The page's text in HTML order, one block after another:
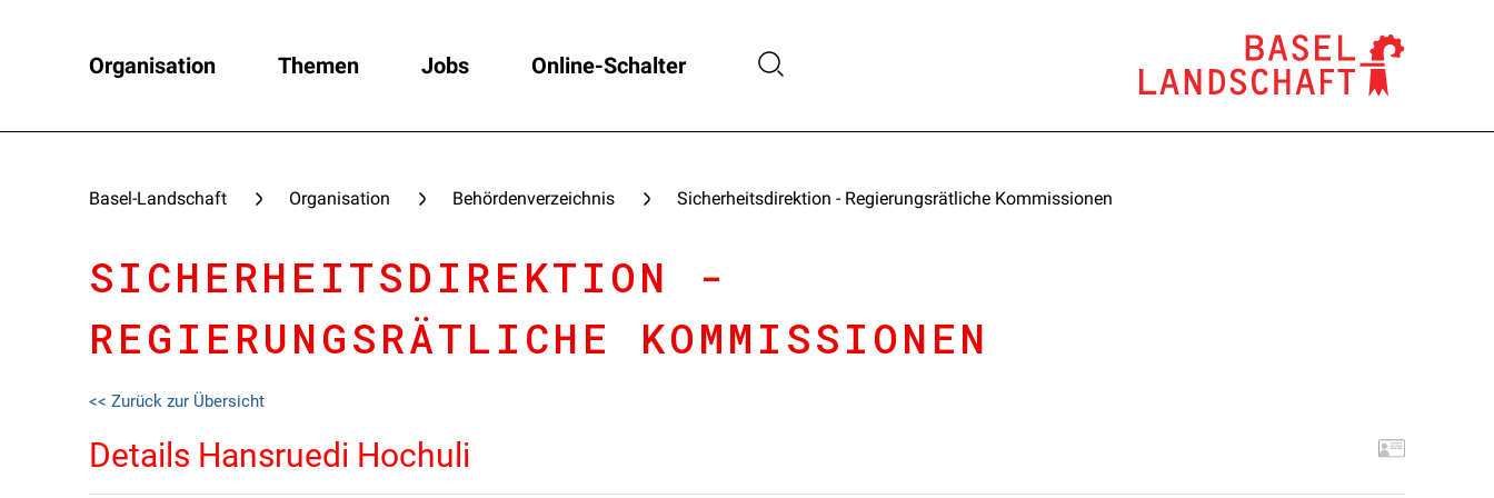
Organisation Themen Jobs Online-Schalter
Basel-Landschaft Organisation Behördenverzeichnis Sicherheitsdirektion - Regierungsrätliche Kommissionen
SICHERHEITSDIREKTION -
REGIERUNGSRÄTLICHE KOMMISSIONEN